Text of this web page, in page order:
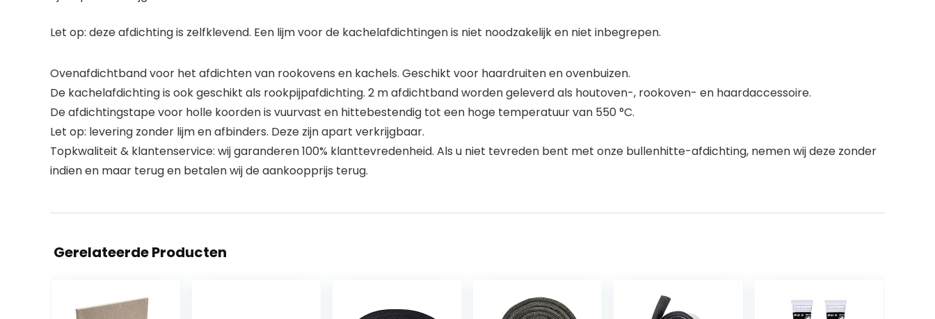
Let op: deze afdichting is zelfklevend. Een lijm voor de kachelafdichtingen is niet noodzakelijk en niet inbegrepen.
Ovenafdichtband voor het afdichten van rookovens en kachels. Geschikt voor haardruiten en ovenbuizen.
De kachelafdichting is ook geschikt als rookpijpafdichting. 2 m afdichtband worden geleverd als houtoven-, rookoven- en haardaccessoire.
De afdichtingstape voor holle koorden is vuurvast en hittebestendig tot een hoge temperatuur van 550 °C.
Let op: levering zonder lijm en afbinders. Deze zijn apart verkrijgbaar.
Topkwaliteit & klantenservice: wij garanderen 100% klanttevredenheid. Als u niet tevreden bent met onze bullenhitte-afdichting, nemen wij deze zonder
indien en maar terug en betalen wij de aankoopprijs terug.
Gerelateerde Producten